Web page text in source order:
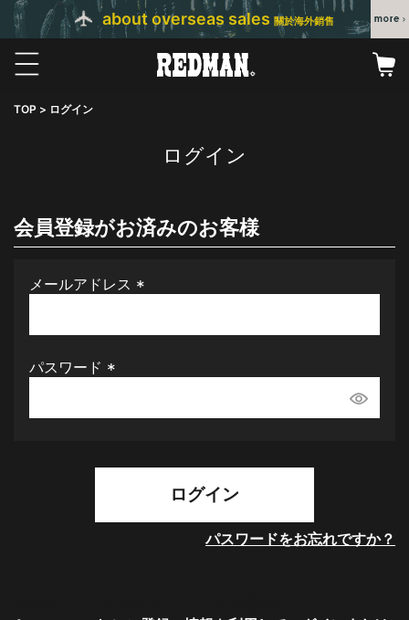
about overseas sales 關於海外銷售
TOP ログイン
ログイン
会員登録がお済みのお客様
メールアドレス
パスワード
ログイン
パスワードをお忘れですか？